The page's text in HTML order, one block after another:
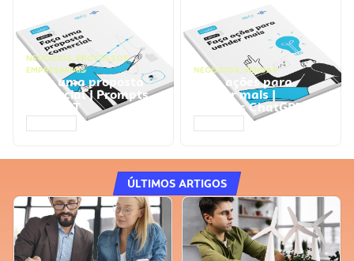
NEGÓCIOS, PROCESSOS
EMPRESARIAIS
Faça uma proposta
comercial | Prompts
ChatGPT
NEGÓCIOS, VENDAS
Faça ações para
vender mais |
Prompts ChatGPT
ÚLTIMOS ARTIGOS